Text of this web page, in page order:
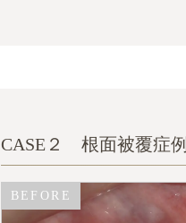
BEFORE
CASE２ 根面被覆症例
BEFORE